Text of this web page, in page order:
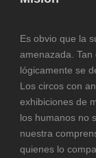
Es obvio que la
amenazada.
lógicamente se
Los circos con
exhibiciones de
los humanos no
nuestra
quienes lo